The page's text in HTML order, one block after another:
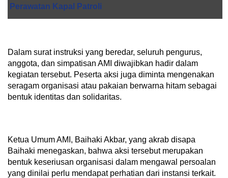
Perawatan Kapal Patroli
Dalam surat instruksi yang beredar, seluruh pengurus,
anggota, dan simpatisan AMI diwajibkan hadir dalam
kegiatan tersebut. Peserta aksi juga diminta mengenakan
seragam organisasi atau pakaian berwarna hitam sebagai
bentuk identitas dan solidaritas.
Ketua Umum AMI, Baihaki Akbar, yang akrab disapa
Baihaki menegaskan, bahwa aksi tersebut merupakan
bentuk keseriusan organisasi dalam mengawal persoalan
yang dinilai perlu mendapat perhatian dari instansi terkait.